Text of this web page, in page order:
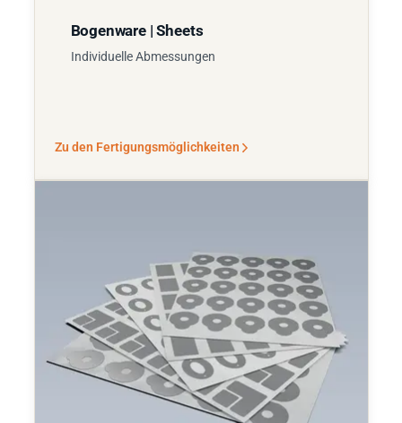
Bogenware | Sheets
Individuelle Abmessungen
Zu den Fertigungsmöglichkeiten